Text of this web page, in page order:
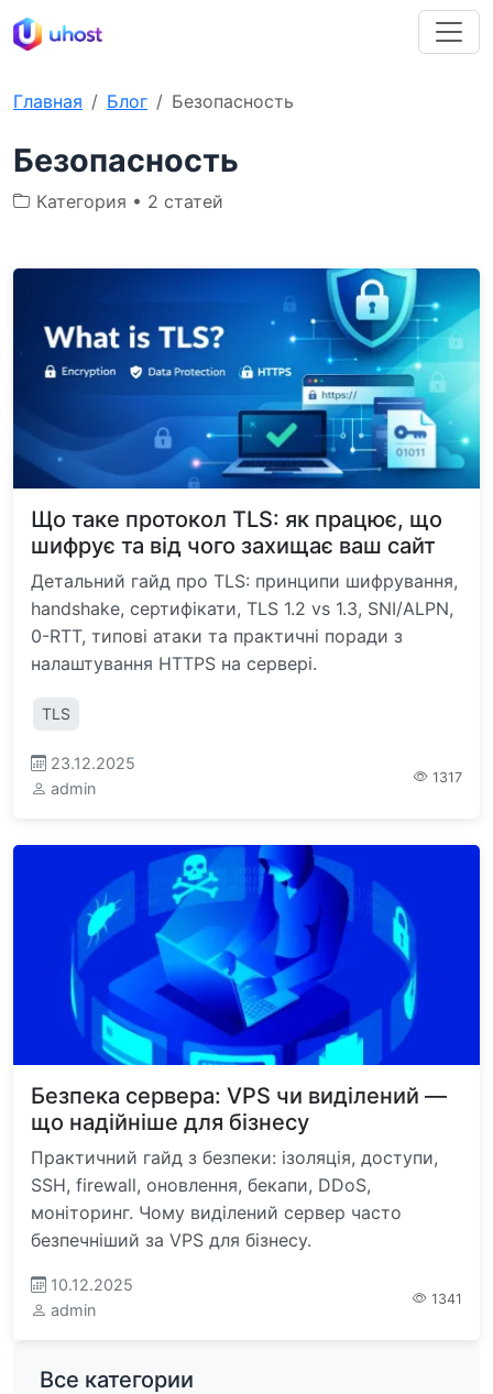
Главная Блог Безопасность
Безопасность
Категория • 2 статей
Що таке протокол TLS: як працює, що
шифрує та від чого захищає ваш сайт
Детальний гайд про TLS: принципи шифрування,
handshake, сертифікати, TLS 1.2 vs 1.3, SNI/ALPN,
0-RTT, типові атаки та практичні поради з
налаштування HTTPS на сервері.
TLS
23.12.2025
admin
1317
Безпека сервера: VPS чи виділений —
що надійніше для бізнесу
Практичний гайд з безпеки: ізоляція, доступи,
SSH, firewall, оновлення, бекапи, DDoS,
моніторинг. Чому виділений сервер часто
безпечніший за VPS для бізнесу.
10.12.2025
admin
1341
Все категории